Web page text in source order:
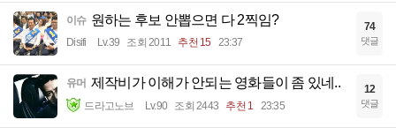
이슈 원하는 후보 안뽑으면 다 2찍임?
Disifi Lv.39 조회 2011 추천 15 23:37
74
댓글
유머 제작비가 이해가 안되는 영화들이 좀 있네..
드라고노브 Lv.90 조회 2443 추천 1 23:35
12
댓글